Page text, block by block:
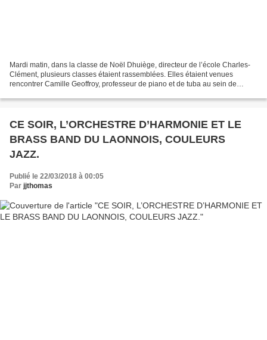
Mardi matin, dans la classe de Noël Dhuiège, directeur de l’école Charles-
Clément, plusieurs classes étaient rassemblées. Elles étaient venues
rencontrer Camille Geoffroy, professeur de piano et de tuba au sein de
CE SOIR, L’ORCHESTRE D’HARMONIE ET LE
BRASS BAND DU LAONNOIS, COULEURS
JAZZ.
Publié le 22/03/2018 à 00:05
Par jjthomas